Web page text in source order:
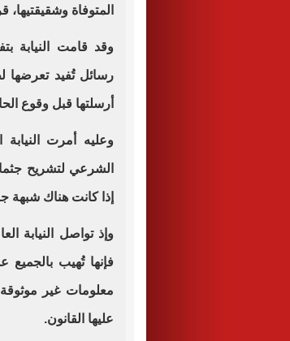
المتوفاة
وقد قامت النيابة
رسائل تُفيد تعرضها
أرسلتها قبل وقوع
وعليه أمرت
الشرعي لتشريح
إذا كانت هناك شبهة
وإذ تواصل النيابة
فإنها تُهيب بالجميع
معلومات غير
عليها القانون.